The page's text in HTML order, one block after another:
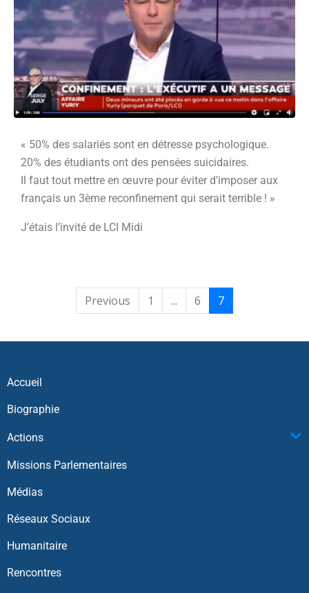
« 50% des salariés sont en détresse psychologique.
20% des étudiants ont des pensées suicidaires.
Il faut tout mettre en œuvre pour éviter d’imposer aux
français un 3ème reconfinement qui serait terrible ! »
J’étais l’invité de LCI Midi
Previous 1 ... 6 7
Accueil
Biographie
Actions
Missions Parlementaires
Médias
Réseaux Sociaux
Humanitaire
Rencontres